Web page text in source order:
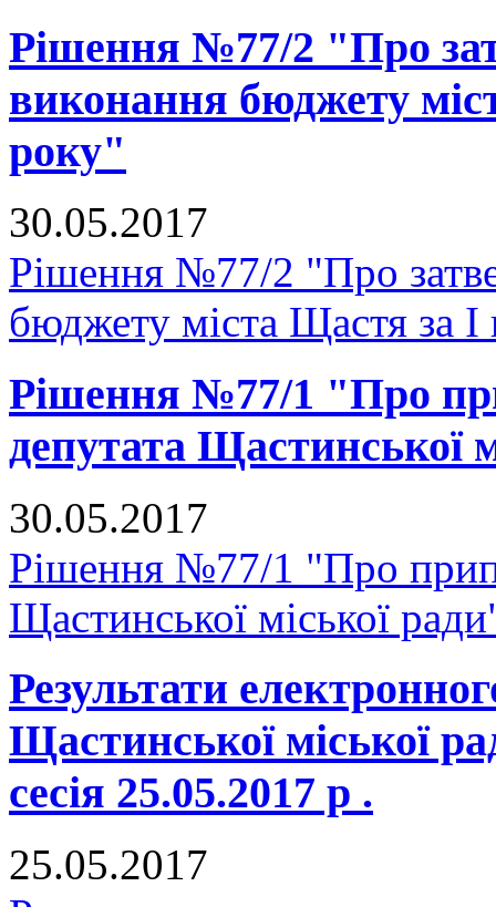
Рішення №77/2 "Про
виконання бюджету
року"
30.05.2017
Рішення №77/2 "Про
бюджету міста Щастя за I
Рішення №77/1 "Про
депутата Щастинської
30.05.2017
Рішення №77/1 "Про
Щастинської міської
Результати
Щастинської міської
сесія 25.05.2017 р .
25.05.2017